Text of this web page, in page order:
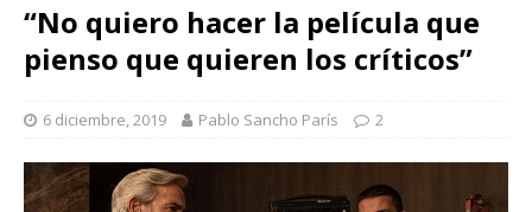
“No quiero hacer la película que
pienso que quieren los críticos”
6 diciembre, 2019 Pablo Sancho París 2